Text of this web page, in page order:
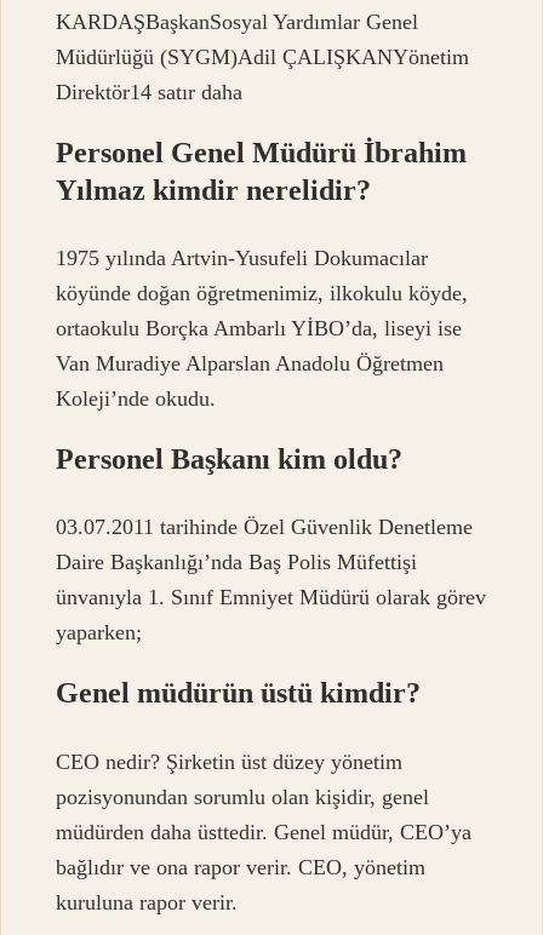
KARDAŞBaşkanSosyal Yardımlar Genel
Müdürlüğü (SYGM)Adil ÇALIŞKANYönetim
Direktör14 satır daha
Personel Genel Müdürü İbrahim
Yılmaz kimdir nerelidir?
1975 yılında Artvin-Yusufeli Dokumacılar
köyünde doğan öğretmenimiz, ilkokulu köyde,
ortaokulu Borçka Ambarlı YİBO’da, liseyi ise
Van Muradiye Alparslan Anadolu Öğretmen
Koleji’nde okudu.
Personel Başkanı kim oldu?
03.07.2011 tarihinde Özel Güvenlik Denetleme
Daire Başkanlığı’nda Baş Polis Müfettişi
ünvanıyla 1. Sınıf Emniyet Müdürü olarak görev
yaparken;
Genel müdürün üstü kimdir?
CEO nedir? Şirketin üst düzey yönetim
pozisyonundan sorumlu olan kişidir, genel
müdürden daha üsttedir. Genel müdür, CEO’ya
bağlıdır ve ona rapor verir. CEO, yönetim
kuruluna rapor verir.